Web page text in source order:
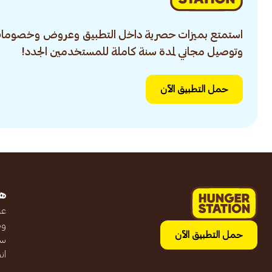
استمتع بميزات حصرية داخل التطبيق وعروض
وتوصيل مجاني لمدة سنة كاملة للمستخدمين الجدد!
حمل التطبيق الآن
حمل التطبيق الآن